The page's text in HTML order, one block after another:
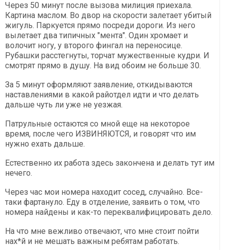
Через 50 минут после вызова милиция приехала.
Картина маслом. Во двор на скорости залетает убитый
жигуль. Паркуется прямо посреди дороги. Из него
вылетает два типичных "мента". Один хромает и
волочит ногу, у второго фингал на переносице.
Рубашки расстегнуты, торчат мужественные кудри. И
смотрят прямо в душу. На вид обоим не больше 30.
За 5 минут оформляют заявление, откидываются
наставлениями в какой райотдел идти и что делать
дальше чуть ли уже не уезжая.
Патрульные остаются со мной еще на некоторое
время, после чего ИЗВИНЯЮТСЯ, и говорят что им
нужно ехать дальше.
Естественно их работа здесь закончена и делать тут им
нечего.
Через час мои номера находит сосед, случайно. Все-
таки фартануло. Еду в отделение, заявить о том, что
номера найдены и как-то переквалифицировать дело.
На что мне вежливо отвечают, что мне стоит пойти
нах*й и не мешать важным ребятам работать.